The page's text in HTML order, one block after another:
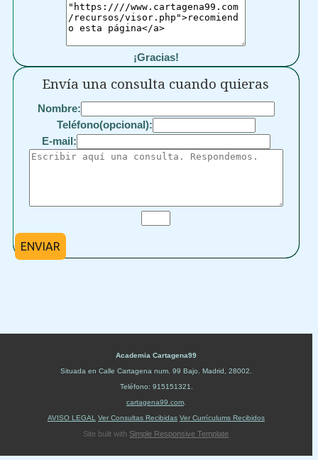
¡Gracias!
Envía una consulta cuando quieras
Nombre:
Teléfono(opcional):
E-mail:
ENVIAR
Academia Cartagena99
Situada en Calle Cartagena num. 99 Bajo Madrid 28002
Teléfono: 915151321
cartagena99.com
AVISO LEGAL
Ver Consultas Recibidas Ver Currículums Recibidos
Site built with Simple Responsive Template